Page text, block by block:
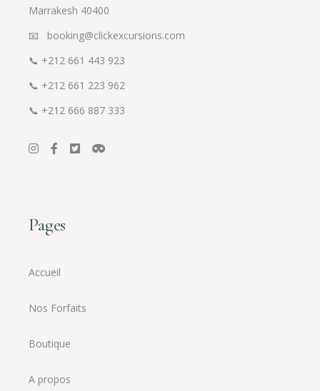
Marrakesh 40400
📧 booking@clickexcursions.com
📞 +212 661 443 923
📞 +212 661 223 962
📞 +212 666 887 333
Pages
Accueil
Nos Forfaits
Boutique
A propos